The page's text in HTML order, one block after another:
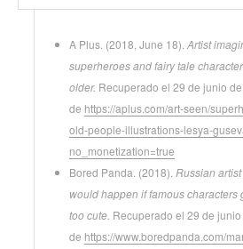
A Plus. (2018, June 18). Artist
superheroes and fairy tale
older. Recuperado el 29 de junio
de https://aplus.com/art-seen/
old-people-illustrations-lesya-
no_monetization=true
Bored Panda. (2018). Russian
would happen if famous characters
too cute. Recuperado el 29 de
de https://www.boredpanda.com/